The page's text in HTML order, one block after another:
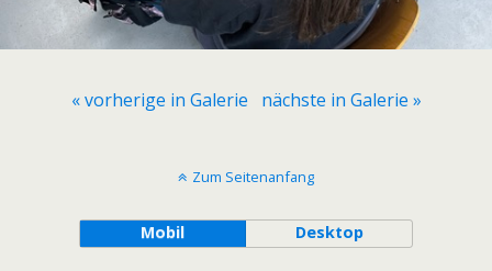
« vorherige in Galerie nächste in Galerie »
Zum Seitenanfang
Mobil Desktop